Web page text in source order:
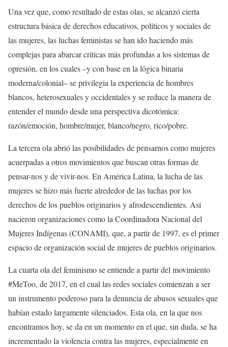
Una vez que, como resultado de estas olas, se alcanzó cierta
estructura básica de derechos educativos, políticos y sociales de
las mujeres, las luchas feministas se han ido haciendo más
complejas para abarcar críticas más profundas a los sistemas de
opresión, en los cuales –y con base en la lógica binaria
moderna/colonial– se privilegia la experiencia de hombres
blancos, heterosexuales y occidentales y se reduce la manera de
entender el mundo desde una perspectiva dicotómica:
razón/emoción, hombre/mujer, blanco/negro, rico/pobre.
La tercera ola abrió las posibilidades de pensarnos como mujeres
acuerpadas a otros movimientos que buscan otras formas de
pensar-nos y de vivir-nos. En América Latina, la lucha de las
mujeres se hizo más fuerte alrededor de las luchas por los
derechos de los pueblos originarios y afrodescendientes. Así
nacieron organizaciones como la Coordinadora Nacional del
Mujeres Indígenas (CONAMI), que, a partir de 1997, es el primer
espacio de organización social de mujeres de pueblos originarios.
La cuarta ola del feminismo se entiende a partir del movimiento
#MeToo, de 2017, en el cual las redes sociales comienzan a ser
un instrumento poderoso para la denuncia de abusos sexuales que
habían estado largamente silenciados. Esta ola, en la que nos
encontramos hoy, se da en un momento en el que, sin duda, se ha
incrementado la violencia contra las mujeres, especialmente en